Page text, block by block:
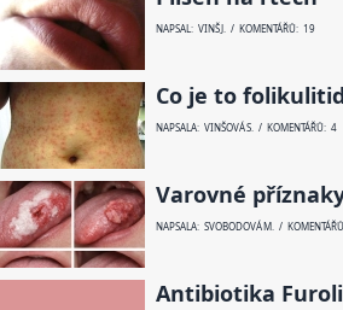
NAPSAL: VINŠ J. / KOMENTÁŘŮ: 19
Co je to
NAPSALA: VINŠOVÁ S. / KOMENTÁŘŮ: 4
Varovné
NAPSALA: SVOBODOVÁ M. /
Antibiotika